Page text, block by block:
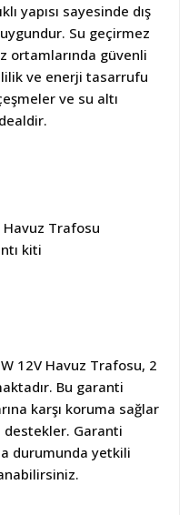
yapısı sayesinde dış
Su geçirmez
ortamlarında güvenli
ve enerji tasarrufu
ve su altı
Havuz Trafosu
kiti
12V Havuz Trafosu, 2
Bu garanti
karşı koruma sağlar
destekler. Garanti
durumunda yetkili